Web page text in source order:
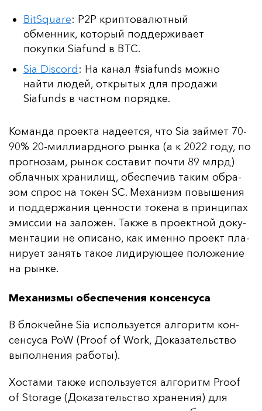
BitSquare: P2P криптовалютный
обменник, который поддерживает
покупки Siafund в BTC.
Sia Discord: На канал #siafunds можно
найти людей, открытых для продажи
Siafunds в частном порядке.
Ко­ман­да про­ек­та на­де­ет­ся, что Sia зай­мет 70-
90% 20-мил­ли­ар­дно­го рын­ка (а к 2022 го­ду, по
прог­но­зам, ры­нок сос­та­вит поч­ти 89 млрд)
об­лач­ных хра­ни­лищ, обес­пе­чив та­ким об­ра­
зом спрос на то­кен SC. Ме­ха­низм по­вы­ше­ния
и под­дер­жа­ния цен­нос­ти то­ке­на в прин­ци­пах
эмис­сии на за­ло­жен. Так­же в про­ек­тной до­ку­
мен­та­ции не опи­са­но, как имен­но про­ект пла­
ни­ру­ет за­нять та­кое ли­ди­ру­ющее по­ло­же­ние
на рын­ке.
Механизмы обеспечения консенсуса
В блок­чей­не Sia ис­поль­зу­ет­ся ал­го­ритм кон­
сен­су­са PoW (Proof of Work, До­ка­за­тель­ство
вы­пол­не­ния ра­бо­ты).
Хос­та­ми так­же ис­поль­зу­ет­ся ал­го­ритм Proof
of Storage (До­ка­за­тель­ство хра­не­ния) для